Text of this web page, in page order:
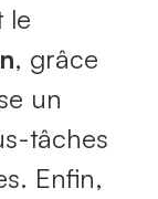
le
, grâce
un
tâches
Enfin,